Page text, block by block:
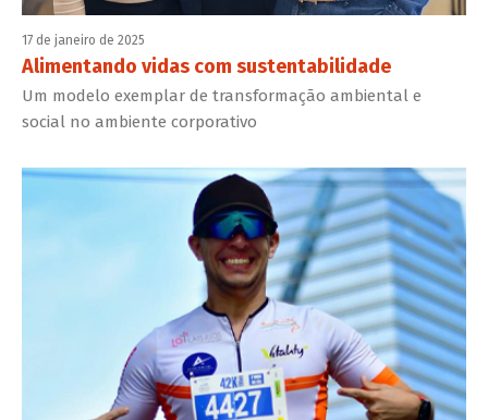
17 de janeiro de 2025
Alimentando vidas com sustentabilidade
Um modelo exemplar de transformação ambiental e
social no ambiente corporativo